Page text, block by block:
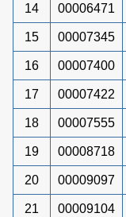
14 00006471
15 00007345
16 00007400
17 00007422
18 00007555
19 00008718
20 00009097
21 00009104